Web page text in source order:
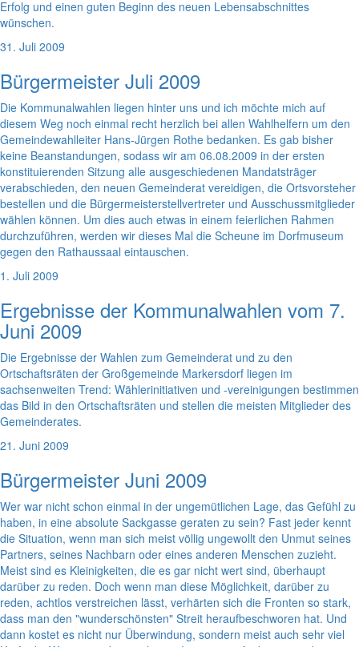
Erfolg und einen guten Beginn des neuen Lebensabschnittes
wünschen.
31. Juli 2009
Bürgermeister Juli 2009
Die Kommunalwahlen liegen hinter uns und ich möchte mich auf
diesem Weg noch einmal recht herzlich bei allen Wahlhelfern um den
Gemeindewahlleiter Hans-Jürgen Rothe bedanken. Es gab bisher
keine Beanstandungen, sodass wir am 06.08.2009 in der ersten
konstituierenden Sitzung alle ausgeschiedenen Mandatsträger
verabschieden, den neuen Gemeinderat vereidigen, die Ortsvorsteher
bestellen und die Bürgermeisterstellvertreter und Ausschussmitglieder
wählen können. Um dies auch etwas in einem feierlichen Rahmen
durchzuführen, werden wir dieses Mal die Scheune im Dorfmuseum
gegen den Rathaussaal eintauschen.
1. Juli 2009
Ergebnisse der Kommunalwahlen vom 7.
Juni 2009
Die Ergebnisse der Wahlen zum Gemeinderat und zu den
Ortschaftsräten der Großgemeinde Markersdorf liegen im
sachsenweiten Trend: Wählerinitiativen und -vereinigungen bestimmen
das Bild in den Ortschaftsräten und stellen die meisten Mitglieder des
Gemeinderates.
21. Juni 2009
Bürgermeister Juni 2009
Wer war nicht schon einmal in der ungemütlichen Lage, das Gefühl zu
haben, in eine absolute Sackgasse geraten zu sein? Fast jeder kennt
die Situation, wenn man sich meist völlig ungewollt den Unmut seines
Partners, seines Nachbarn oder eines anderen Menschen zuzieht.
Meist sind es Kleinigkeiten, die es gar nicht wert sind, überhaupt
darüber zu reden. Doch wenn man diese Möglichkeit, darüber zu
reden, achtlos verstreichen lässt, verhärten sich die Fronten so stark,
dass man den "wunderschönsten" Streit heraufbeschworen hat. Und
dann kostet es nicht nur Überwindung, sondern meist auch sehr viel